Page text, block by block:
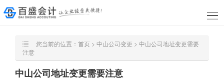
您当前的位置： 首页 > 中山公司变更 > 中山公司地址变更需要
注意
中山公司地址变更需要注意